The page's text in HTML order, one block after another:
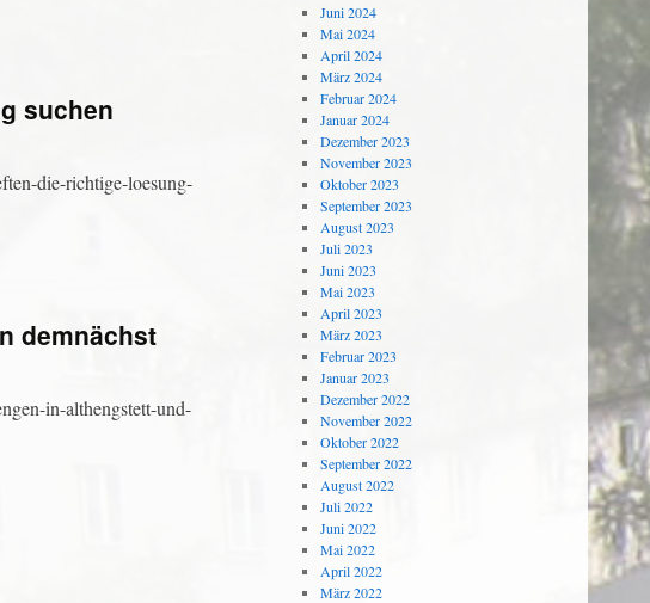
suchen
die-richtige-loesung-
demnächst
in-althengstett-und-
Juni 2024
Mai 2024
April 2024
März 2024
Februar 2024
Januar 2024
Dezember 2023
November 2023
Oktober 2023
September 2023
August 2023
Juli 2023
Juni 2023
Mai 2023
April 2023
März 2023
Februar 2023
Januar 2023
Dezember 2022
November 2022
Oktober 2022
September 2022
August 2022
Juli 2022
Juni 2022
Mai 2022
April 2022
März 2022